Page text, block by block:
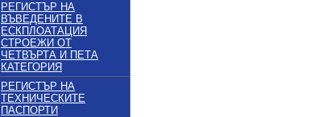
РЕГИСТЪР НА
ВЪВЕДЕНИТЕ В
ЕСКПЛОАТАЦИЯ
СТРОЕЖИ ОТ
ЧЕТВЪРТА И ПЕТА
КАТЕГОРИЯ
РЕГИСТЪР НА
ТЕХНИЧЕСКИТЕ
ПАСПОРТИ